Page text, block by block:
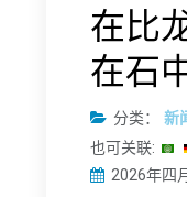
在比
在石
分类：
新
也可关联:
2026年四